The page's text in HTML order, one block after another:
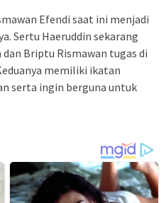
Efendi saat ini menjadi
Sertu Haeruddin sekarang
dan Briptu Rismawan tugas di
memiliki ikatan
serta ingin berguna untuk